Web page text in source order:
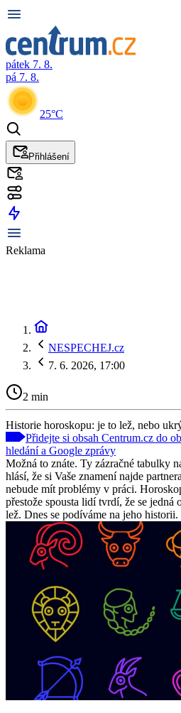
pátek 7. 8.
pá 7. 8.
25°C
Přihlášení
Reklama
NESPECHEJ.cz
7. 6. 2026, 17:00
2 min
Historie horoskopu: je to lež, nebo
Přidejte si obsah Centrum.cz do
hledání a Google zprávy
Možná to znáte. Ty zázračné tabulky
hlásí, že si Vaše znamení najde
nebude mít problémy v práci.
přestože spousta lidí tvrdí, že se jedná
lež. Dnes se podíváme na jeho historii.